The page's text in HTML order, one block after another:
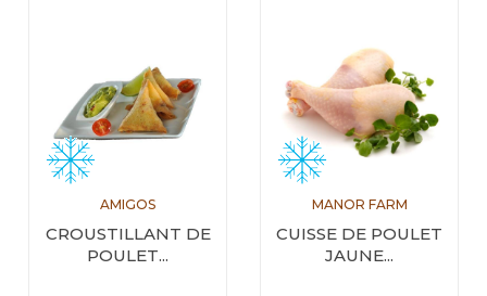
AMIGOS
CROUSTILLANT DE
POULET...
MANOR FARM
CUISSE DE POULET
JAUNE...